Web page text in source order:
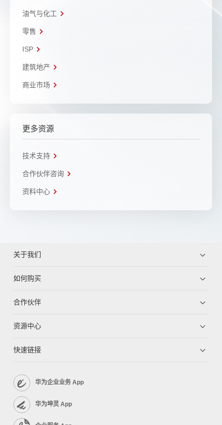
油气与化工
零售
ISP
建筑地产
商业市场
更多资源
技术支持
合作伙伴咨询
资料中心
关于我们
如何购买
合作伙伴
资源中心
快速链接
华为企业业务 App
华为坤灵 App